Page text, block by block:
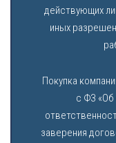
действующих
иных
Покупка
с ФЗ «Об
заверения